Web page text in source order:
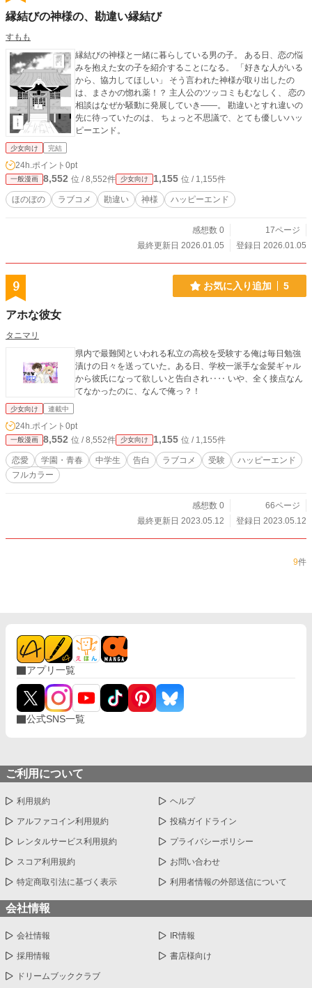
縁結びの神様の、勘違い縁結び
すもも
縁結びの神様と一緒に暮らしている男の子。 ある日、恋の悩
みを抱えた女の子を紹介することになる。 「好きな人がいる
から、協力してほしい」 そう言われた神様が取り出したの
は、まさかの惚れ薬！？ 主人公のツッコミもむなしく、 恋の
相談はなぜか騒動に発展していき――。 勘違いとすれ違いの
先に待っていたのは、 ちょっと不思議で、とても優しいハッ
ピーエンド。
少女向け 完結
24h.ポイント 0pt
一般漫画 8,552 位 / 8,552件 少女向け 1,155 位 / 1,155件
ほのぼの ラブコメ 勘違い 神様 ハッピーエンド
感想数 0
17ページ
最終更新日 2026.01.05
登録日 2026.01.05
9 お気に入り追加 5
アホな彼女
タニマリ
県内で最難関といわれる私立の高校を受験する俺は毎日勉強
漬けの日々を送っていた。ある日、学校一派手な金髪ギャル
から彼氏になって欲しいと告白され‥‥ いや、全く接点なん
てなかったのに、なんで俺っ？！
少女向け 連載中
24h.ポイント 0pt
一般漫画 8,552 位 / 8,552件 少女向け 1,155 位 / 1,155件
恋愛 学園・青春 中学生 告白 ラブコメ 受験
ハッピーエンド
フルカラー
感想数 0
66ページ
最終更新日 2023.05.12
登録日 2023.05.12
9件
アプリ一覧
公式SNS一覧
ご利用について
利用規約 ヘルプ
アルファコイン利用規約 投稿ガイドライン
レンタルサービス利用規約 プライバシーポリシー
スコア利用規約 お問い合わせ
特定商取引法に基づく表示 利用者情報の外部送信について
会社情報
会社情報 IR情報
採用情報 書店様向け
ドリームブッククラブ